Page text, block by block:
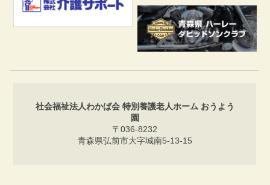
社会福祉法人わかば会 特別養護老人ホーム おうよう
園
〒036-8232
青森県弘前市大字城南5-13-15